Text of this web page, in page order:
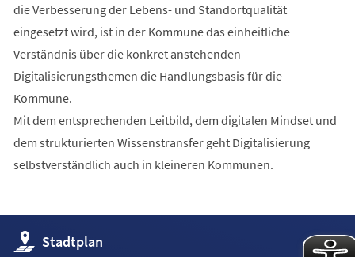
die Verbesserung der Lebens- und Standortqualität
eingesetzt wird, ist in der Kommune das einheitliche
Verständnis über die konkret anstehenden
Digitalisierungsthemen die Handlungsbasis für die
Kommune.
Mit dem entsprechenden Leitbild, dem digitalen Mindset und
dem strukturierten Wissenstransfer geht Digitalisierung
selbstverständlich auch in kleineren Kommunen.
Stadtplan
(Öffnet